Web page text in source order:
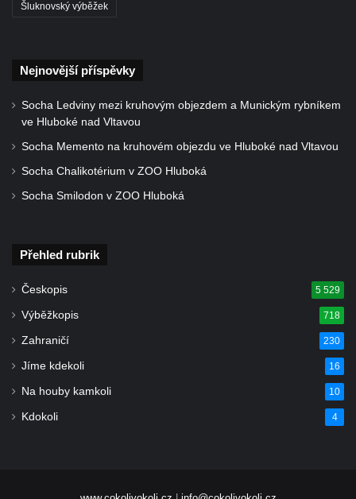
Kříž naproti domu čp. 23 v ulici Salmovská
Teplicích
Údajný kříž u silnice č. 15 západně od
Želkovic pod horou Libeš
Kříž u silnice č. 15 západně od Želkovic
Kříž u silnice č. 15 jižně od Šepetel
Kříž západně od domu čp. 85 v ulici Na
Centrální kříž hřbitova Šumburk nad
Desnou v Tanvaldu
Kříž u kostela svatého Františka z Assisi v
ve Starých Křečanech
Šluknovský výběžek
Nejnovější příspěvky
Socha Ledviny mezi kruhovým objezdem a Munickým rybníkem
ve Hluboké nad Vltavou
Socha Memento na kruhovém objezdu ve Hluboké nad Vltavou
Socha Chalikotérium v ZOO Hluboká
Socha Smilodon v ZOO Hluboká
Přehled rubrik
Českopis 5 529
Výběžkopis 718
Zahraničí 230
Jíme kdekoli 16
Na houby kamkoli 10
Kdokoli 4